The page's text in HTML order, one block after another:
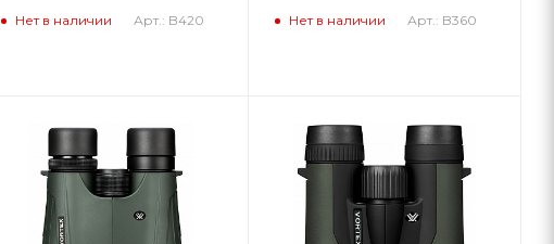
Нет в наличии Арт.: B420 Нет в наличии Арт.: B360